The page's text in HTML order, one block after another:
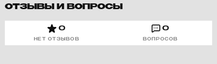
ОТЗЫВЫ И ВОПРОСЫ
0
НЕТ ОТЗЫВОВ
0
ВОПРОСОВ